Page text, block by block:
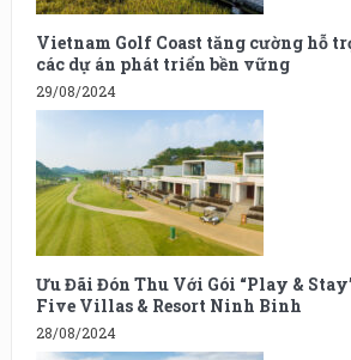
Vietnam Golf Coast tăng cường hỗ
các dự án phát triển bền vững
29/08/2024
Ưu Đãi Đón Thu Với Gói “Play &
Five Villas & Resort Ninh Binh
28/08/2024